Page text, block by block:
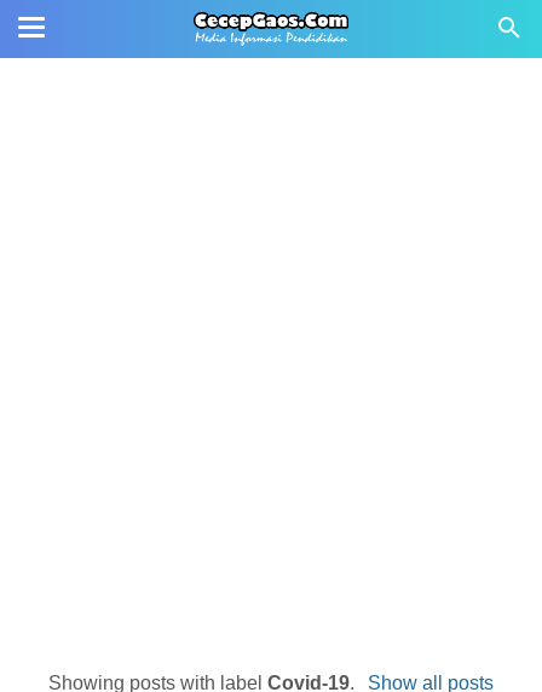
Showing posts with labelCovid-19. Show all posts